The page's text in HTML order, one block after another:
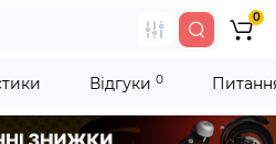
0
Відгуки 0